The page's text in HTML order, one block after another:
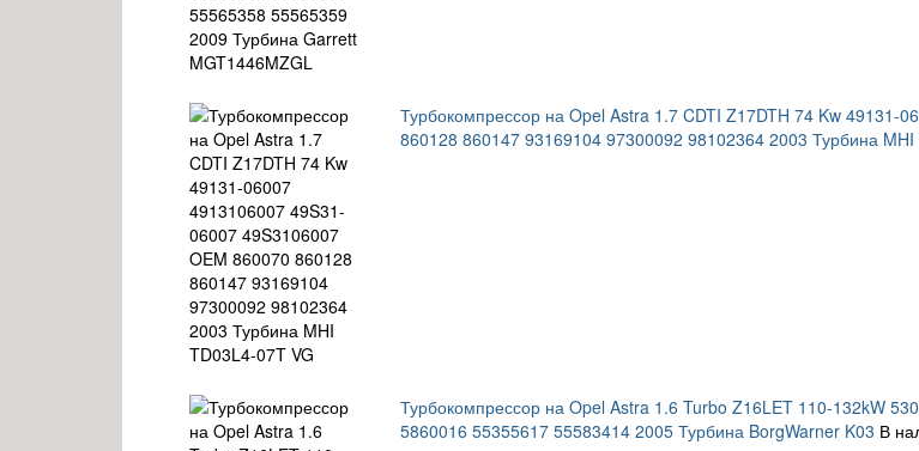
Турбокомпрессор на Opel Astra 1.7 CDTI Z17DTH 74 Kw 49131-
860128 860147 93169104 97300092 98102364 2003 Турбина
Турбокомпрессор на Opel Astra 1.6 Turbo Z16LET 110-132kW
5860016 55355617 55583414 2005 Турбина BorgWarner K03 В